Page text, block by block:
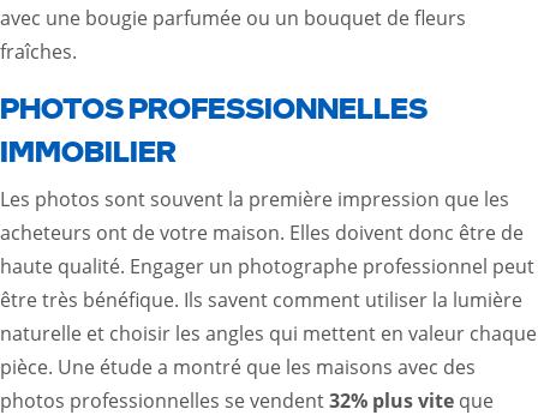
avec une bougie parfumée ou un bouquet de fleurs
fraîches.
PHOTOS PROFESSIONNELLES
IMMOBILIER
Les photos sont souvent la première impression que les
acheteurs ont de votre maison. Elles doivent donc être de
haute qualité. Engager un photographe professionnel peut
être très bénéfique. Ils savent comment utiliser la lumière
naturelle et choisir les angles qui mettent en valeur chaque
pièce. Une étude a montré que les maisons avec des
photos professionnelles se vendent32% plus vite que